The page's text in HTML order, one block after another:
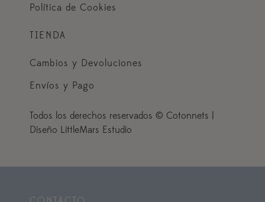
Política de Cookies
TIENDA
Cambios y Devoluciones
Envíos y Pago
Todos los derechos reservados © Cotonnets |
Diseño LittleMars Estudio